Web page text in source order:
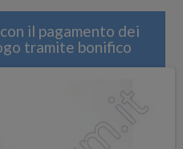
il pagamento dei
tramite bonifico